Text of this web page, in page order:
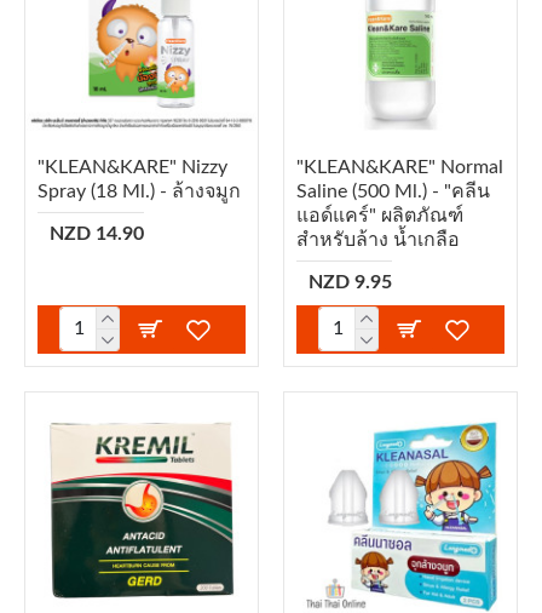
"KLEAN&KARE" Nizzy
Spray (18 Ml.) - ล้างจมูก
NZD 14.90
"KLEAN&KARE" Normal
Saline (500 Ml.) - "คลีน
แอด์แคร์" ผลิตภัณฑ์
สำหรับล้าง น้ำเกลือ
NZD 9.95